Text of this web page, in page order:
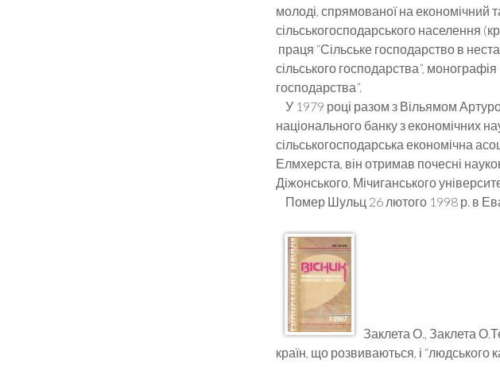
молоді, спрямованої на економічний
сільськогосподарського населення
праця “Сільське господарство в
сільського господарства”,
господарства”.
У 1979 році разом з Вільямом
національного банку з економічних
сільськогосподарська економічна
Елмхерста, він отримав почесні
Діжонського, Мічиганського
Помер Шульц 26 лютого 1998 р. в
Заклета О., Заклета
країн, що розвиваються, і